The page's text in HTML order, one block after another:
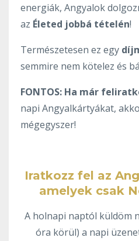
energiák, Angyalok
az Életed jobbá tételén!
Természetesen ez egy
semmire nem kötelez és
FONTOS: Ha már
napi Angyalkártyákat,
mégegyszer!
Iratkozz fel az
amelyek csak
A holnapi naptól küldöm
óra körül) a napi